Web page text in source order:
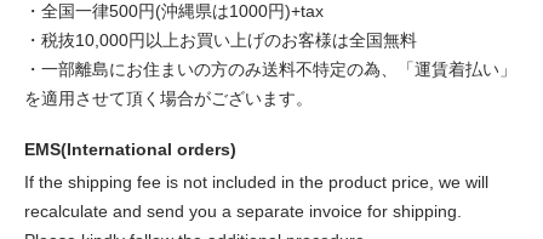
・全国一律500円(沖縄県は1000円)+tax
・税抜10,000円以上お買い上げのお客様は全国無料
・一部離島にお住まいの方のみ送料不特定の為、「運賃着払い」
を適用させて頂く場合がございます。
EMS(International orders)
If the shipping fee is not included in the product price, we will
recalculate and send you a separate invoice for shipping.